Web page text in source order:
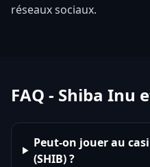
réseaux sociaux.
FAQ - Shiba Inu
Peut-on jouer au
(SHIB) ?